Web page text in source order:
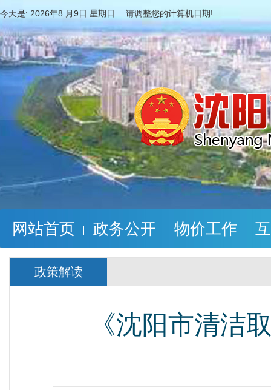
今天是: 2026年8 月9日 星期日 请调整您的计算机日期!
网站首页 政务公开 物价工作
政策解读
《沈阳市清洁